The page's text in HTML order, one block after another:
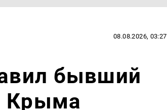
08.08.2026, 03:27
бывший
Крыма